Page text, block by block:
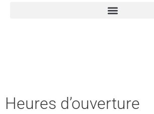
Heures d’ouverture